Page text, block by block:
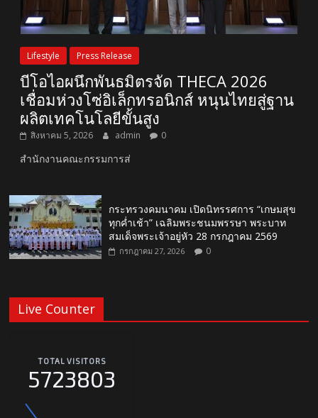
Lifestyle Press Release
บีโอไอผนึกพันธมิตรจัด THECA 2026
เชื่อมห่วงโซ่อิเล็กทรอนิกส์ หนุนไทยสู่ฐาน
ผลิตเทคโนโลยีขั้นสูง
สิงหาคม 5, 2026 admin 0
สำนักงานคณะกรรมการส่
กระทรวงคมนาคม เปิดนิทรรศการ “เกษมสุข
ทุกค่ำเช้า” เฉลิมพระชนมพรรษา พระบาท
สมเด็จพระเจ้าอยู่หัว 28 กรกฎาคม 2569
กรกฎาคม 27, 2026 0
Live Counter
TOTAL VISITORS
5723803